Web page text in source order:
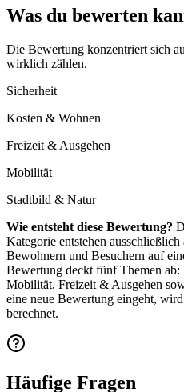
Was du bewerten
Die Bewertung konzentriert sich
wirklich zählen.
Sicherheit
Kosten & Wohnen
Freizeit & Ausgehen
Mobilität
Stadtbild & Natur
Wie entsteht diese Bewertung?
Kategorie entstehen
Bewohnern und Besuchern auf
Bewertung deckt fünf Themen
Mobilität, Freizeit & Ausgehen
eine neue Bewertung eingeht,
berechnet.
Häufige Fragen